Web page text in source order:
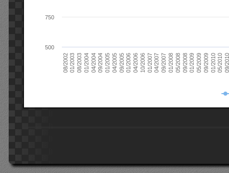
08/200201/200308/200301/200404/200409/200401/200504/200509/200501/200604/200610/200601/200704/200709/200701/200805/200809/200801/200905/200909/200901/201005/201009/
500
750